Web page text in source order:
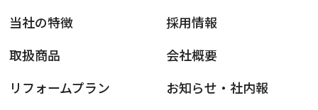
当社の特徴
取扱商品
リフォームプラン
採用情報
会社概要
お知らせ・社内報